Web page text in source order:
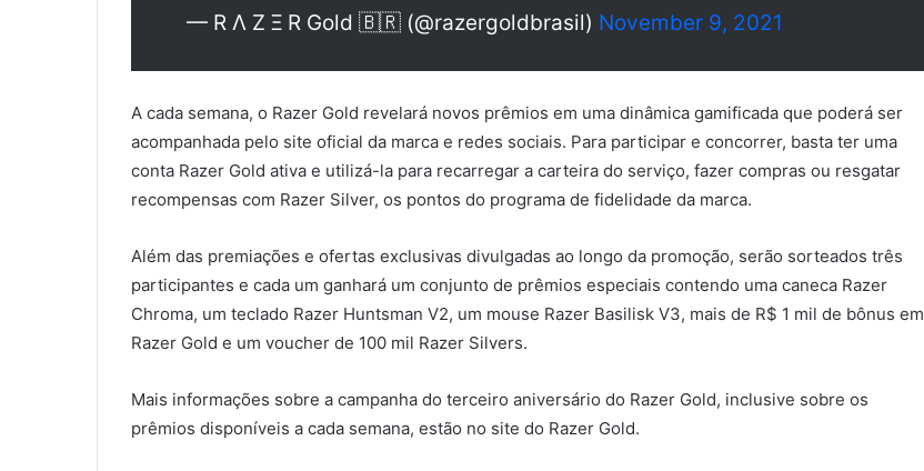
— R Λ Z Ξ R Gold 🇧🇷 (@razergoldbrasil) November 9, 2021
A cada semana, o Razer Gold revelará novos prêmios em uma dinâmica gamificada que poderá ser
acompanhada pelo site oficial da marca e redes sociais. Para participar e concorrer, basta ter uma
conta Razer Gold ativa e utilizá-la para recarregar a carteira do serviço, fazer compras ou resgatar
recompensas com Razer Silver, os pontos do programa de fidelidade da marca.
Além das premiações e ofertas exclusivas divulgadas ao longo da promoção, serão sorteados três
participantes e cada um ganhará um conjunto de prêmios especiais contendo uma caneca Razer
Chroma, um teclado Razer Huntsman V2, um mouse Razer Basilisk V3, mais de R$ 1 mil de bônus em
Razer Gold e um voucher de 100 mil Razer Silvers.
Mais informações sobre a campanha do terceiro aniversário do Razer Gold, inclusive sobre os
prêmios disponíveis a cada semana, estão no site do Razer Gold.